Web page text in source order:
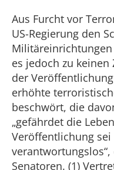
Aus Furcht vor
US-Regierung den
es jedoch zu
der
erhöhte
beschwört, die
„gefährdet die
Veröffentlichung
Senatoren. (1)